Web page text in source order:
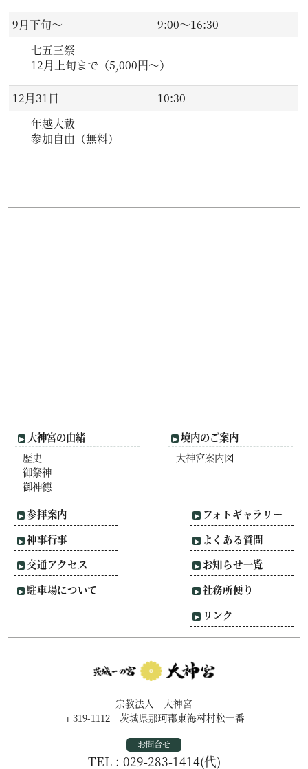
9月下旬～
9:00～16:30
七五三祭
12月上旬まで（5,000円～）
12月31日
10:30
年越大祓
参加自由（無料）
大神宮の由緒
歴史
御祭神
御神德
境内のご案内
大神宮案内図
参拝案内
神事行事
交通アクセス
駐車場について
フォトギャラリー
よくある質問
お知らせ一覧
社務所便り
リンク
宗教法人 大神宮
〒319-1112
茨城県那珂郡東海村村松一番
お問合せ
TEL : 029-283-1414(代)